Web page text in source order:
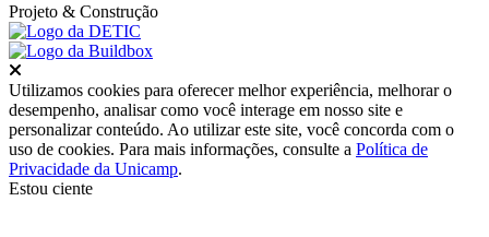
Projeto & Construção
Utilizamos cookies para oferecer melhor experiência, melhorar o
desempenho, analisar como você interage em nosso site e
personalizar conteúdo. Ao utilizar este site, você concorda com o
uso de cookies. Para mais informações, consulte a Política de
Privacidade da Unicamp.
Estou ciente